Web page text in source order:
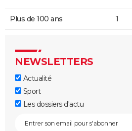
Plus de 100 ans 1
NEWSLETTERS
Actualité
Sport
Les dossiers d'actu